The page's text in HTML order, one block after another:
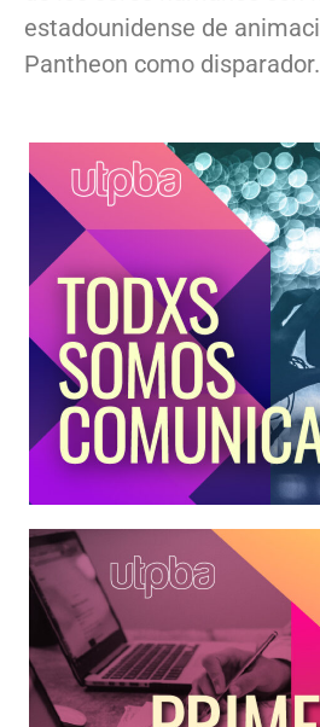
estadounidense de
Pantheon como disparador.